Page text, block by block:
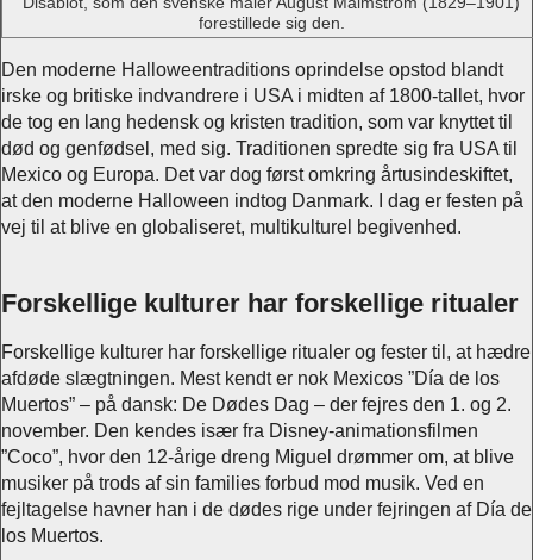
forestillede sig den.
Den moderne Halloweentraditions oprindelse opstod blandt
irske og britiske indvandrere i USA i midten af 1800-tallet, hvor
de tog en lang hedensk og kristen tradition, som var knyttet til
død og genfødsel, med sig. Traditionen spredte sig fra USA til
Mexico og Europa. Det var dog først omkring årtusindeskiftet,
at den moderne Halloween indtog Danmark. I dag er festen på
vej til at blive en globaliseret, multikulturel begivenhed.
Forskellige kulturer har forskellige ritualer
Forskellige kulturer har forskellige ritualer og fester til, at hædre
afdøde slægtningen. Mest kendt er nok Mexicos ”Día de los
Muertos” – på dansk: De Dødes Dag – der fejres den 1. og 2.
november. Den kendes især fra Disney-animationsfilmen
”Coco”, hvor den 12-årige dreng Miguel drømmer om, at blive
musiker på trods af sin families forbud mod musik. Ved en
fejltagelse havner han i de dødes rige under fejringen af Día de
los Muertos.